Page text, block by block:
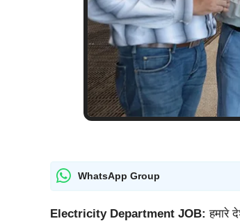
WhatsApp Group
Electricity Department JOB:हमारे